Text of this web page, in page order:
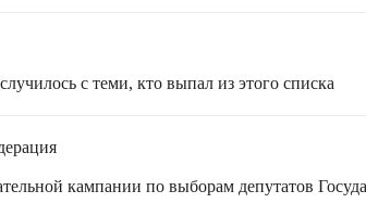
с теми, кто выпал из этого списка
кампании по выборам депутатов